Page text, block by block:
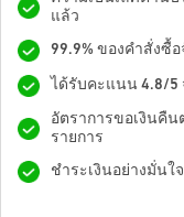
แล้ว
99.9% ของคำสั่งซื้
ได้รับคะแนน 4.8/5
อัตราการขอเงินคืน
รายการ
ชำระเงินอย่างมั่น